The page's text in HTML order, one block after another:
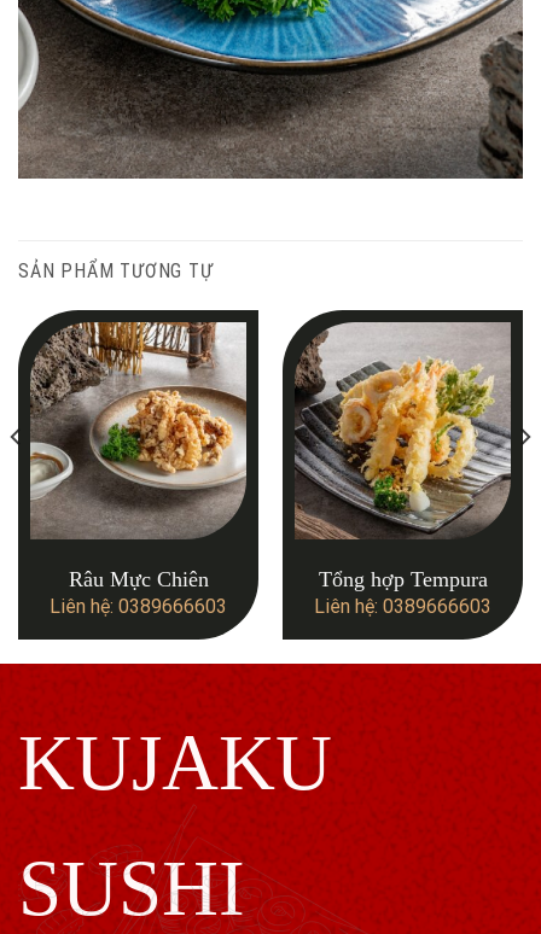
SẢN PHẨM TƯƠNG TỰ
Râu Mực Chiên
Liên hệ: 0389666603
Tổng hợp Tempura
Liên hệ: 0389666603
KUJAKU
SUSHI